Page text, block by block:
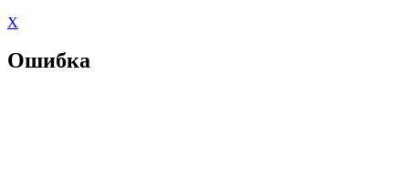
X
Ошибка